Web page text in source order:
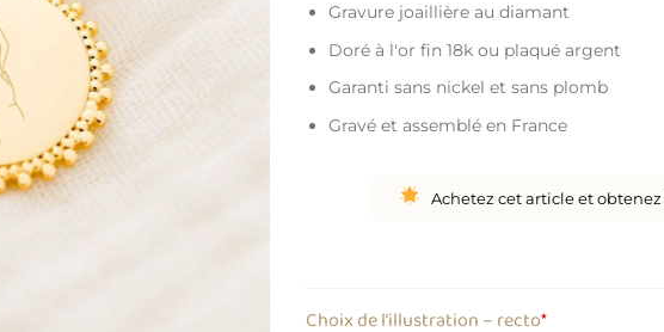
Gravure joaillière au diamant
Doré à l'or fin 18k ou plaqué argent
Garanti sans nickel et sans plomb
Gravé et assemblé en France
Achetez cet article et obtenez
*
Choix de l’illustration – recto